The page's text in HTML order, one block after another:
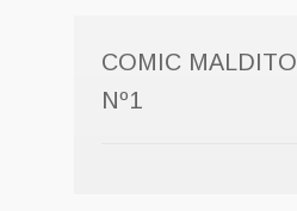
COMIC MALDITO
Nº1